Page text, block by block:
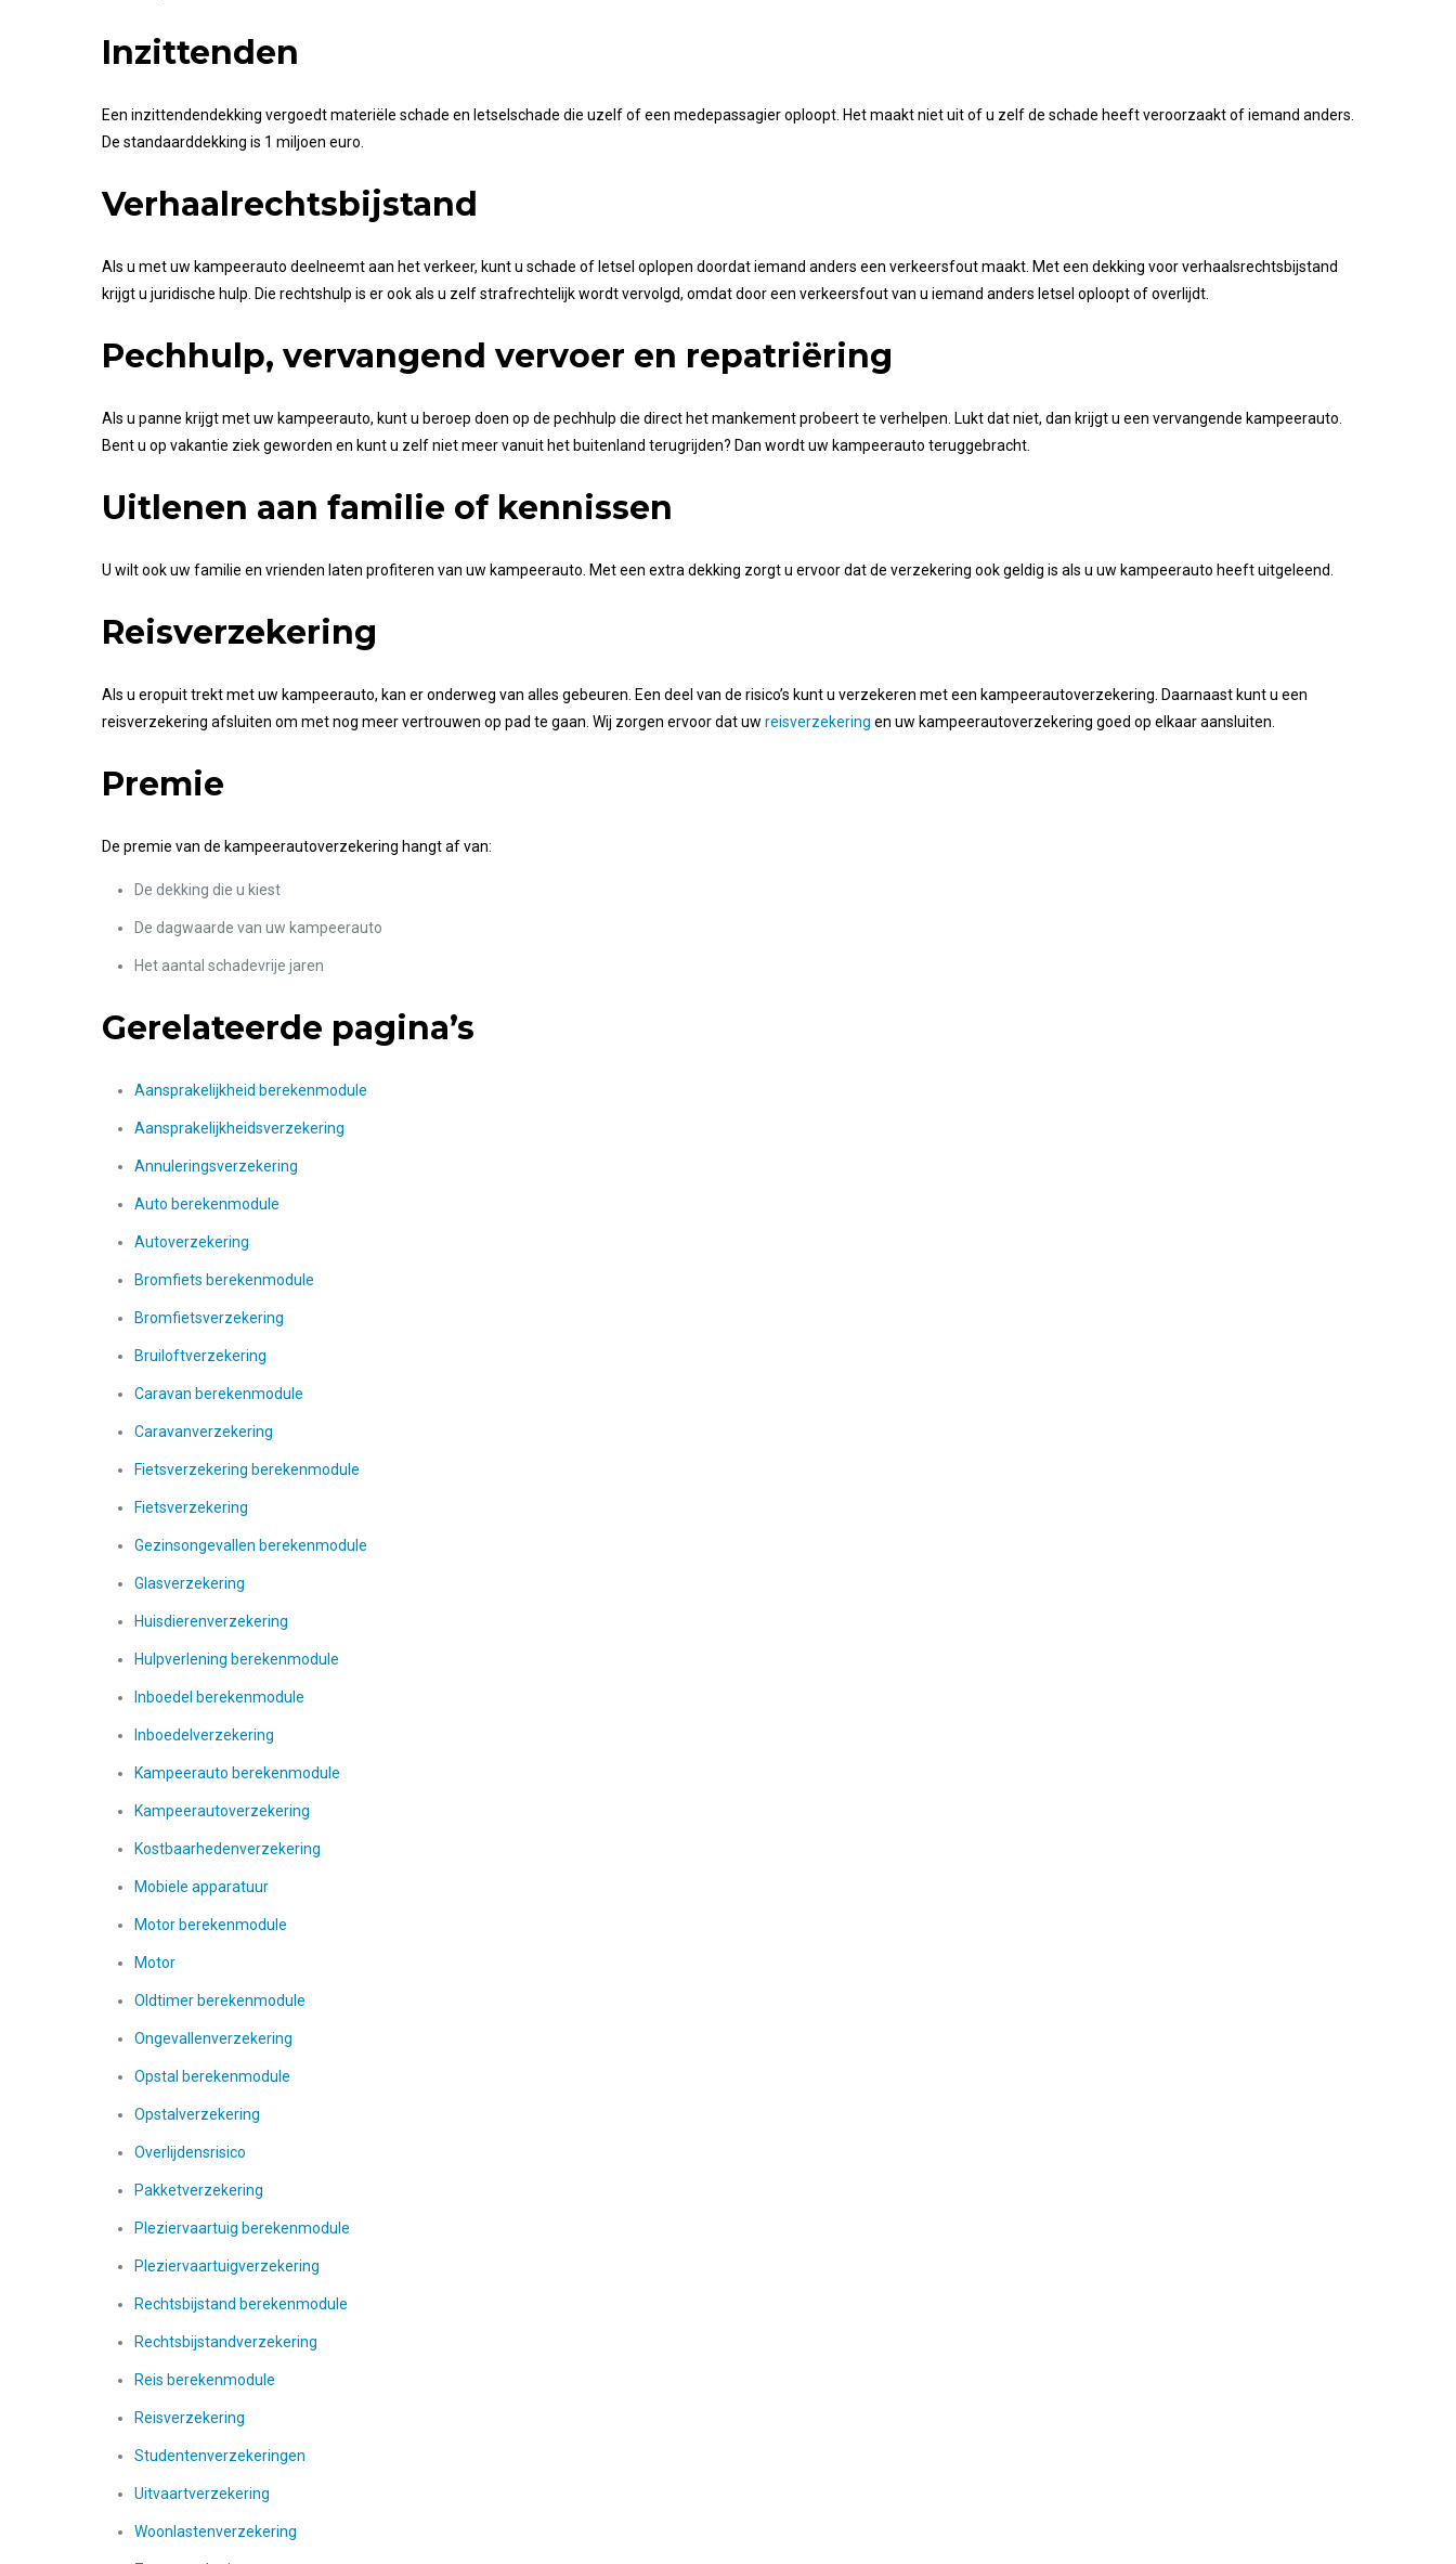
Inzittenden
Een inzittendendekking vergoedt materiële schade en letselschade die uzelf of een medepassagier oploopt. Het maakt niet uit of u zelf de schade heeft veroorzaakt of iemand anders.
De standaarddekking is 1 miljoen euro.
Verhaalrechtsbijstand
Als u met uw kampeerauto deelneemt aan het verkeer, kunt u schade of letsel oplopen doordat iemand anders een verkeersfout maakt. Met een dekking voor verhaalsrechtsbijstand
krijgt u juridische hulp. Die rechtshulp is er ook als u zelf strafrechtelijk wordt vervolgd, omdat door een verkeersfout van u iemand anders letsel oploopt of overlijdt.
Pechhulp, vervangend vervoer en repatriëring
Als u panne krijgt met uw kampeerauto, kunt u beroep doen op de pechhulp die direct het mankement probeert te verhelpen. Lukt dat niet, dan krijgt u een vervangende kampeerauto.
Bent u op vakantie ziek geworden en kunt u zelf niet meer vanuit het buitenland terugrijden? Dan wordt uw kampeerauto teruggebracht.
Uitlenen aan familie of kennissen
U wilt ook uw familie en vrienden laten profiteren van uw kampeerauto. Met een extra dekking zorgt u ervoor dat de verzekering ook geldig is als u uw kampeerauto heeft uitgeleend.
Reisverzekering
Als u eropuit trekt met uw kampeerauto, kan er onderweg van alles gebeuren. Een deel van de risico’s kunt u verzekeren met een kampeerautoverzekering. Daarnaast kunt u een
reisverzekering afsluiten om met nog meer vertrouwen op pad te gaan. Wij zorgen ervoor dat uw reisverzekering en uw kampeerautoverzekering goed op elkaar aansluiten.
Premie
De premie van de kampeerautoverzekering hangt af van:
De dekking die u kiest
De dagwaarde van uw kampeerauto
Het aantal schadevrije jaren
Gerelateerde pagina’s
Aansprakelijkheid berekenmodule
Aansprakelijkheidsverzekering
Annuleringsverzekering
Auto berekenmodule
Autoverzekering
Bromfiets berekenmodule
Bromfietsverzekering
Bruiloftverzekering
Caravan berekenmodule
Caravanverzekering
Fietsverzekering berekenmodule
Fietsverzekering
Gezinsongevallen berekenmodule
Glasverzekering
Huisdierenverzekering
Hulpverlening berekenmodule
Inboedel berekenmodule
Inboedelverzekering
Kampeerauto berekenmodule
Kampeerautoverzekering
Kostbaarhedenverzekering
Mobiele apparatuur
Motor berekenmodule
Motor
Oldtimer berekenmodule
Ongevallenverzekering
Opstal berekenmodule
Opstalverzekering
Overlijdensrisico
Pakketverzekering
Pleziervaartuig berekenmodule
Pleziervaartuigverzekering
Rechtsbijstand berekenmodule
Rechtsbijstandverzekering
Reis berekenmodule
Reisverzekering
Studentenverzekeringen
Uitvaartverzekering
Woonlastenverzekering